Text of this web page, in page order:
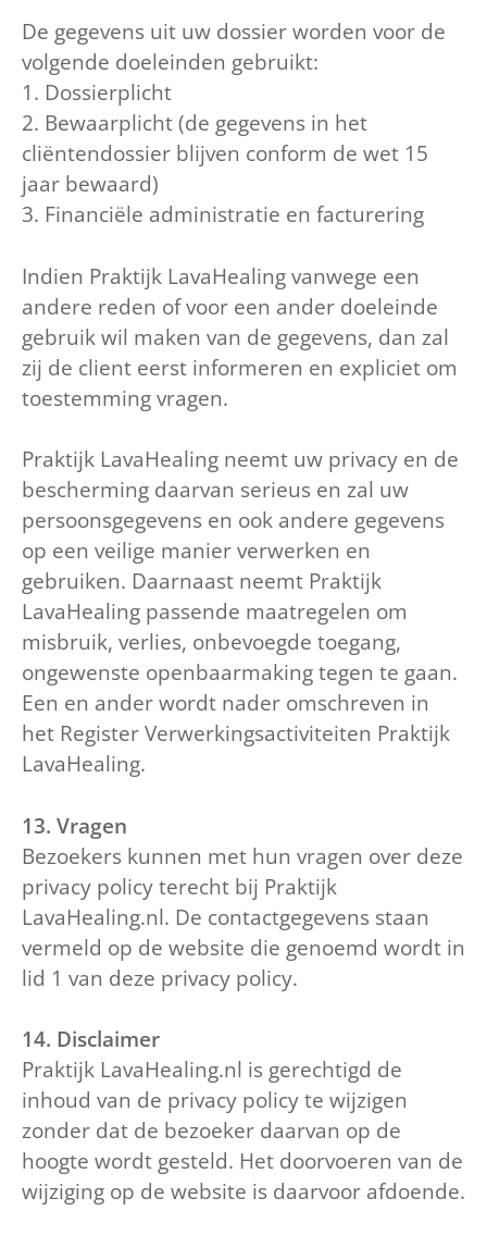
De gegevens uit uw dossier worden voor de
volgende doeleinden gebruikt:
1. Dossierplicht
2. Bewaarplicht (de gegevens in het
cliëntendossier blijven conform de wet 15
jaar bewaard)
3. Financiële administratie en facturering
Indien Praktijk LavaHealing vanwege een
andere reden of voor een ander doeleinde
gebruik wil maken van de gegevens, dan zal
zij de client eerst informeren en expliciet om
toestemming vragen.
Praktijk LavaHealing neemt uw privacy en de
bescherming daarvan serieus en zal uw
persoonsgegevens en ook andere gegevens
op een veilige manier verwerken en
gebruiken. Daarnaast neemt Praktijk
LavaHealing passende maatregelen om
misbruik, verlies, onbevoegde toegang,
ongewenste openbaarmaking tegen te gaan.
Een en ander wordt nader omschreven in
het Register Verwerkingsactiviteiten Praktijk
LavaHealing.
13. Vragen
Bezoekers kunnen met hun vragen over deze
privacy policy terecht bij Praktijk
LavaHealing.nl. De contactgegevens staan
vermeld op de website die genoemd wordt in
lid 1 van deze privacy policy.
14. Disclaimer
Praktijk LavaHealing.nl is gerechtigd de
inhoud van de privacy policy te wijzigen
zonder dat de bezoeker daarvan op de
hoogte wordt gesteld. Het doorvoeren van de
wijziging op de website is daarvoor afdoende.